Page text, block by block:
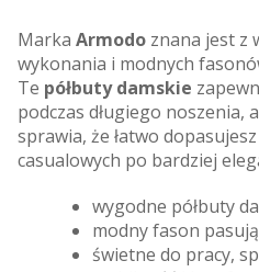
Marka Armodo znana jest z
wykonania i modnych
Te półbuty damskie
podczas długiego noszenia,
sprawia, że łatwo
casualowych po bardziej
wygodne półbuty
modny fason
świetne do pracy,